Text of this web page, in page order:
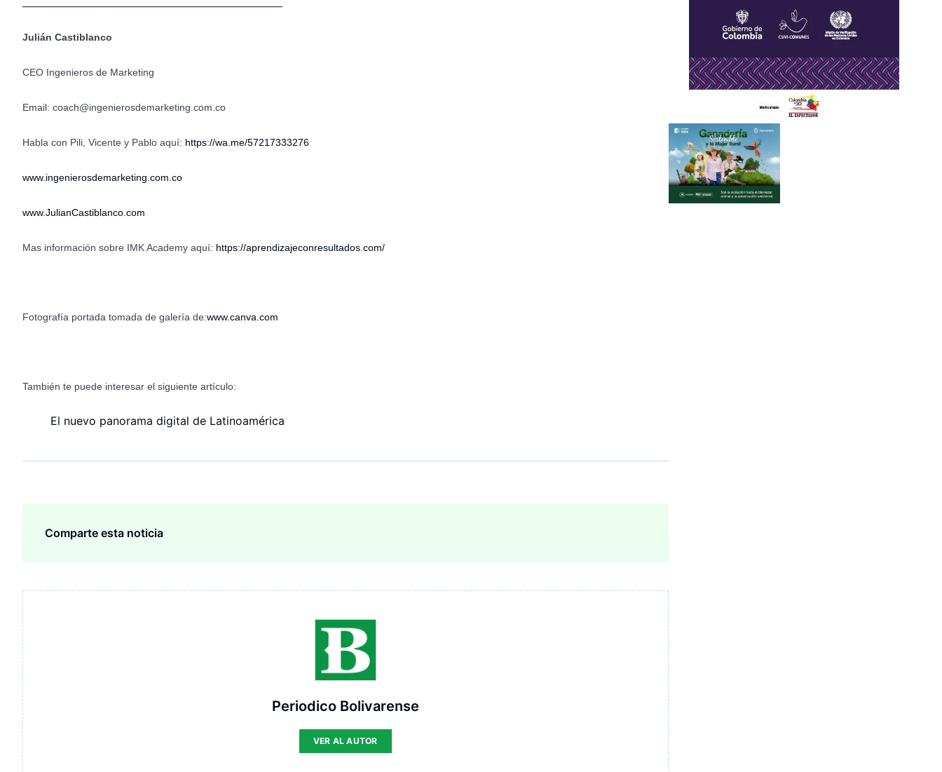
Julián Castiblanco
CEO Ingenieros de Marketing
Email: coach@ingenierosdemarketing.com.co
Habla con Pili, Vicente y Pablo aquí: https://wa.me/57217333276
www.ingenierosdemarketing.com.co
www.JulianCastiblanco.com
Mas información sobre IMK Academy aquí: https://aprendizajeconresultados.com/
Fotografía portada tomada de galería de:www.canva.com
También te puede interesar el siguiente artículo:
El nuevo panorama digital de Latinoamérica
Comparte esta noticia
Periodico Bolivarense
VER AL AUTOR